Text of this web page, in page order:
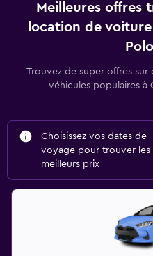
Meilleures offres
location de
Trouvez de super offres
véhicules populaires à
Choisissez vos dates de
voyage pour trouver les
meilleurs prix